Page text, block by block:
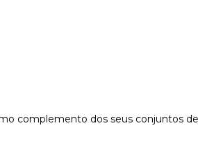
complemento dos seus conjuntos